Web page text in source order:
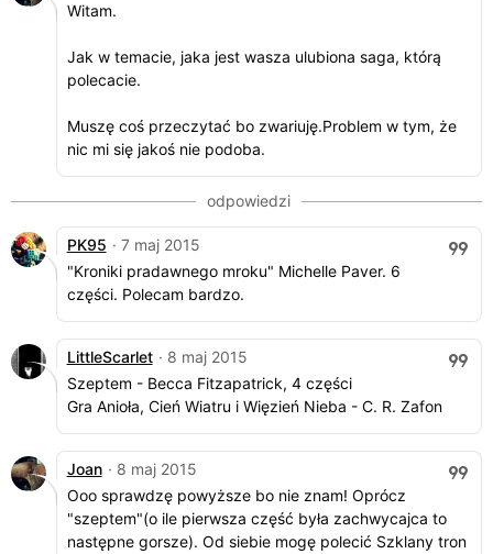
Witam.
Jak w temacie, jaka jest wasza ulubiona saga, którą
polecacie.
Muszę coś przeczytać bo zwariuję.Problem w tym, że
nic mi się jakoś nie podoba.
PK95 · 7 maj 2015
"Kroniki pradawnego mroku" Michelle Paver. 6
części. Polecam bardzo.
LittleScarlet · 8 maj 2015
Szeptem - Becca Fitzapatrick, 4 części
Gra Anioła, Cień Wiatru i Więzień Nieba - C. R. Zafon
Joan · 8 maj 2015
Ooo sprawdzę powyższe bo nie znam! Oprócz
"szeptem"(o ile pierwsza część była zachwycajca to
następne gorsze). Od siebie mogę polecić Szklany tron